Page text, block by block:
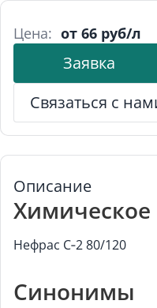
Цена: от 66 руб/л
Заявка
Связаться с
Описание
Химическое
Нефрас С‑2 80/120
Синонимы